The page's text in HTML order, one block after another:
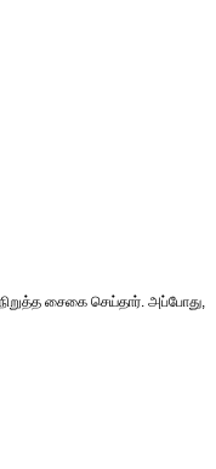
சைகை செய்தார். அப்போது,